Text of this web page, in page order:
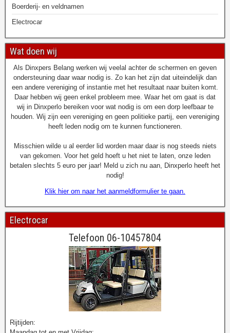
Boerderij- en veldnamen
Electrocar
Wat doen wij
Als Dinxpers Belang werken wij veelal achter de schermen en geven
ondersteuning daar waar nodig is. Zo kan het zijn dat uiteindelijk dan
een andere vereniging of instantie met het resultaat naar buiten komt.
Daar hebben wij geen enkel probleem mee. Waar het om gaat is dat
wij in Dinxperlo bereiken voor wat nodig is om een dorp leefbaar te
houden. Wij zijn een vereniging en geen politieke partij, een vereniging
heeft leden nodig om te kunnen functioneren.
Misschien wilde u al eerder lid worden maar daar is nog steeds niets
van gekomen. Voor het geld hoeft u het niet te laten, onze leden
betalen slechts 5 euro per jaar! Meld u zich nu aan, Dinxperlo heeft het
nodig!
Klik hier om naar het aanmeldformulier te gaan.
Electrocar
Telefoon 06-10457804
Rijtijden: